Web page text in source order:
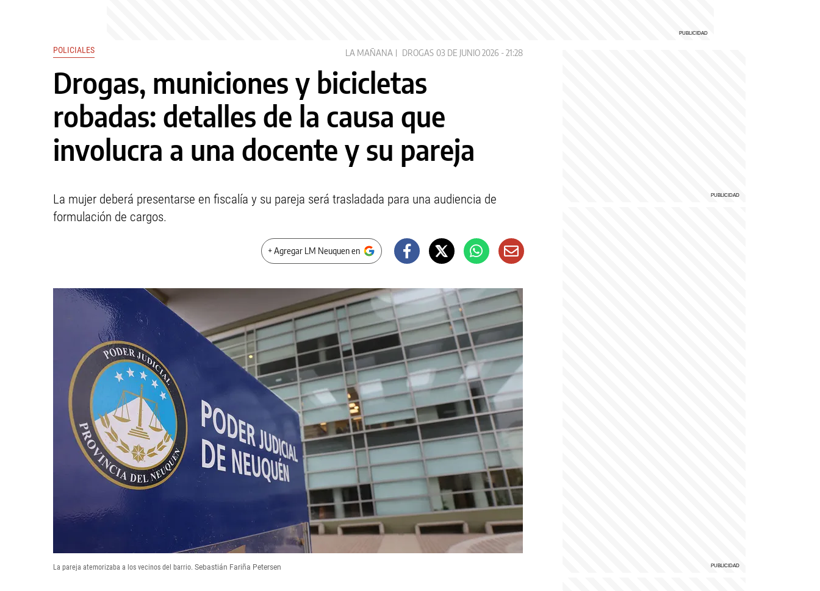
POLICIALES LA MAÑANA DROGAS 03 DE JUNIO 2026 - 21:28
Drogas, municiones y bicicletas
robadas: detalles de la causa que
involucra a una docente y su pareja
La mujer deberá presentarse en fiscalía y su pareja será trasladada para una audiencia de
formulación de cargos.
+ Agregar LM Neuquen en
La pareja atemorizaba a los vecinos del barrio. Sebastián Fariña Petersen